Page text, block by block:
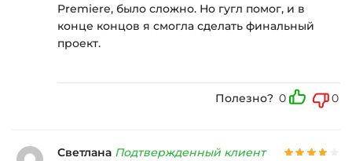
Premiere, было сложно. Но гугл помог, и в
конце концов я смогла сделать финальный
проект.
Полезно? 0 0
Светлана Подтвержденный клиент